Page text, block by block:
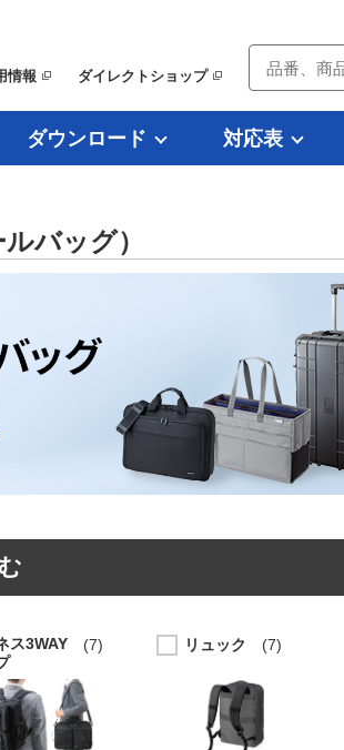
情報 ダイレクトショップ
ダウンロード 対応表
バッグ）
ス3WAY
(7) リュック (7)